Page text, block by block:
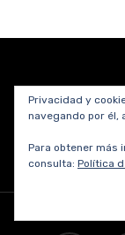
Copyright ©
Privacidad y
navegando por él,
Para obtener más
consulta: Política